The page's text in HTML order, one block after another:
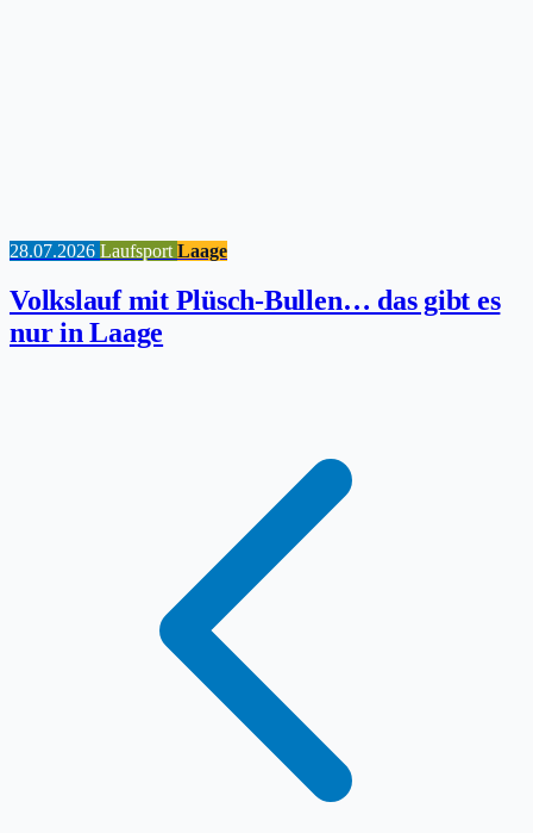
28.07.2026 Laufsport Laage
Volkslauf mit Plüsch-Bullen… das gibt es
nur in Laage